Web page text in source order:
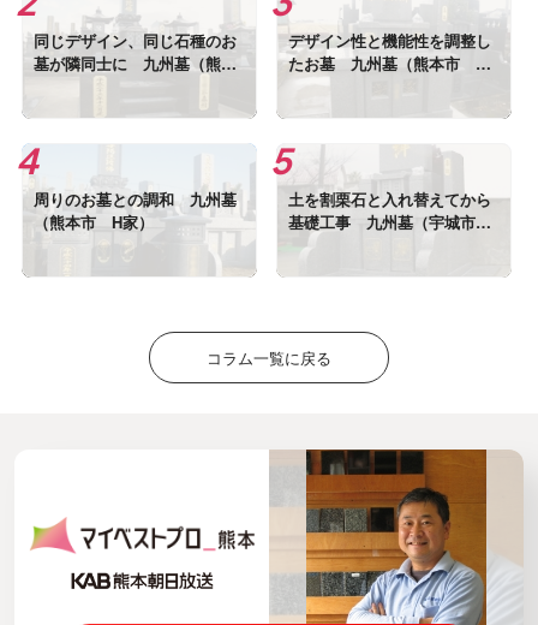
同じデザイン、同じ石種のお
墓が隣同士に 九州墓（熊本
デザイン性と機能性を調整し
たお墓 九州墓（熊本市 U
周りのお墓との調和 九州墓
（熊本市 H家）
土を割栗石と入れ替えてから
基礎工事 九州墓（宇城市
S家）
コラム一覧に戻る